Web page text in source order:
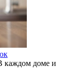
каждом доме и